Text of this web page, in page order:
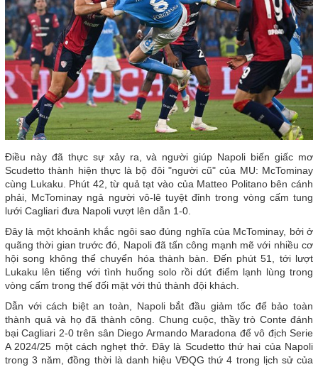
Điều này đã thực sự xảy ra, và người giúp Napoli biến giấc mơ
Scudetto thành hiện thực là bộ đôi "người cũ" của MU: McTominay
cùng Lukaku. Phút 42, từ quả tạt vào của Matteo Politano bên cánh
phải, McTominay ngả người vô-lê tuyệt đỉnh trong vòng cấm tung
lưới Cagliari đưa Napoli vượt lên dẫn 1-0.
Đây là một khoảnh khắc ngôi sao đúng nghĩa của McTominay, bởi ở
quãng thời gian trước đó, Napoli đã tấn công mạnh mẽ với nhiều cơ
hội song không thể chuyển hóa thành bàn. Đến phút 51, tới lượt
Lukaku lên tiếng với tình huống solo rồi dứt điểm lạnh lùng trong
vòng cấm trong thế đối mặt với thủ thành đội khách.
Dẫn với cách biệt an toàn, Napoli bắt đầu giảm tốc để bảo toàn
thành quả và họ đã thành công. Chung cuộc, thầy trò Conte đánh
bại Cagliari 2-0 trên sân Diego Armando Maradona để vô địch Serie
A 2024/25 một cách nghẹt thở. Đây là Scudetto thứ hai của Napoli
trong 3 năm, đồng thời là danh hiệu VĐQG thứ 4 trong lịch sử của